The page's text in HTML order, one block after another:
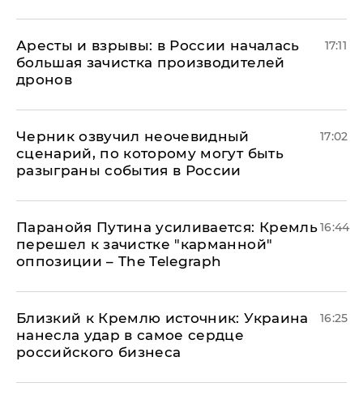
Аресты и взрывы: в России началась
большая зачистка производителей
дронов
17:11
Черник озвучил неочевидный
сценарий, по которому могут быть
разыграны события в России
17:02
Паранойя Путина усиливается: Кремль
перешел к зачистке "карманной"
оппозиции – The Telegraph
16:44
Близкий к Кремлю источник: Украина
нанесла удар в самое сердце
российского бизнеса
16:25